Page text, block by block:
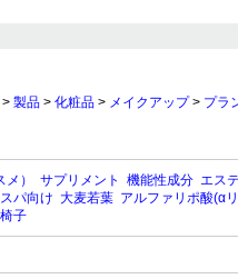
> 製品 > 化粧品 > メイクアップ> プラ
） サプリメント 機能性成分 エス
パ向け 大麦若葉 アルファリポ酸(α
子